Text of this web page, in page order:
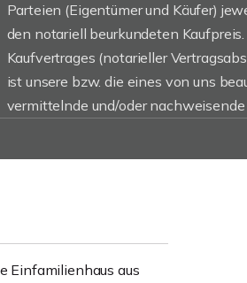
Parteien (Eigentümer und Käufer)
den notariell beurkundeten
Kaufvertrages (notarieller
ist unsere bzw. die eines von uns
vermittelnde und/oder
Einfamilienhaus aus